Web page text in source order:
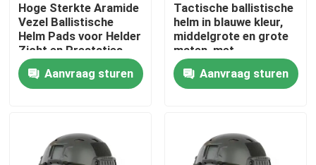
Nieuws
Vraag een offerte
Militair tactisch kogelvrij vest
Hoge Sterkte Aramide
Vezel Ballistische
Helm Pads voor Helder
Zicht en Prestaties
Aanvraag sturen
Tactische ballistische
helm in blauwe kleur,
middelgrote en grote
maten, met
waterdichte
eigenschap
Aanvraag sturen